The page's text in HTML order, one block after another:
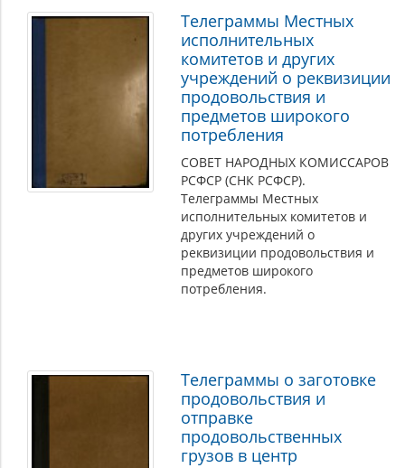
Телеграммы Местных
исполнительных
комитетов и других
учреждений о реквизиции
продовольствия и
предметов широкого
потребления
СОВЕТ НАРОДНЫХ КОМИССАРОВ
РСФСР (СНК РСФСР).
Телеграммы Местных
исполнительных комитетов и
других учреждений о
реквизиции продовольствия и
предметов широкого
потребления.
Телеграммы о заготовке
продовольствия и
отправке
продовольственных
грузов в центр